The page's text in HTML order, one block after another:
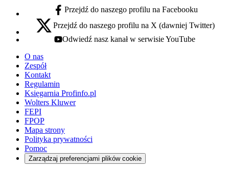
facebook - otwiera się w nowej karcie
Przejdź do naszego profilu na Facebooku
x - otwiera się w nowej karcie
Przejdź do naszego profilu na X (dawniej Twitter)
youtube - otwiera się w nowej karcie
Odwiedź nasz kanał w serwisie YouTube
O nas
Zespół
Kontakt
Regulamin
Księgarnia Profinfo.pl
Wolters Kluwer
FEPI
FPOP
Mapa strony
Polityka prywatności
Pomoc
Zarządzaj preferencjami plików cookie